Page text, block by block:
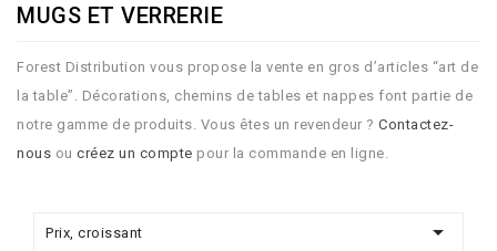
MUGS ET VERRERIE
Forest Distribution vous propose la vente en gros d’articles “art de
la table”. Décorations, chemins de tables et nappes font partie de
notre gamme de produits. Vous êtes un revendeur ? Contactez-
nous ou créez un compte pour la commande en ligne.
Prix, croissant 